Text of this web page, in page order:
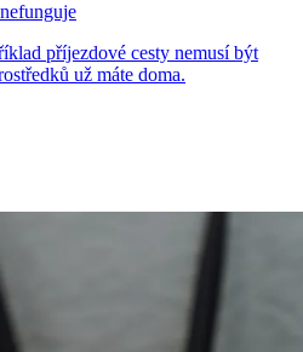
příjezdové cesty nemusí být
už máte doma.